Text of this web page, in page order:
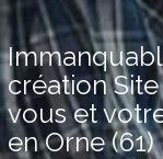
création
vous et
en Orne (61)